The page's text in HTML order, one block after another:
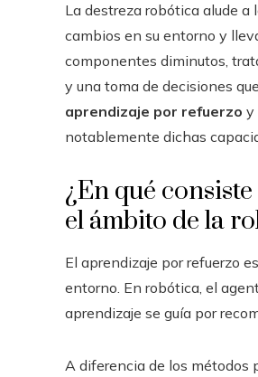
La destreza robótica alude
cambios en su entorno y
componentes diminutos,
y una toma de decisiones
aprendizaje por refuerzo y
notablemente dichas
¿En qué
el ámbito de la
El aprendizaje por refuerzo
entorno. En robótica, el
aprendizaje se guía por
A diferencia de los métodos